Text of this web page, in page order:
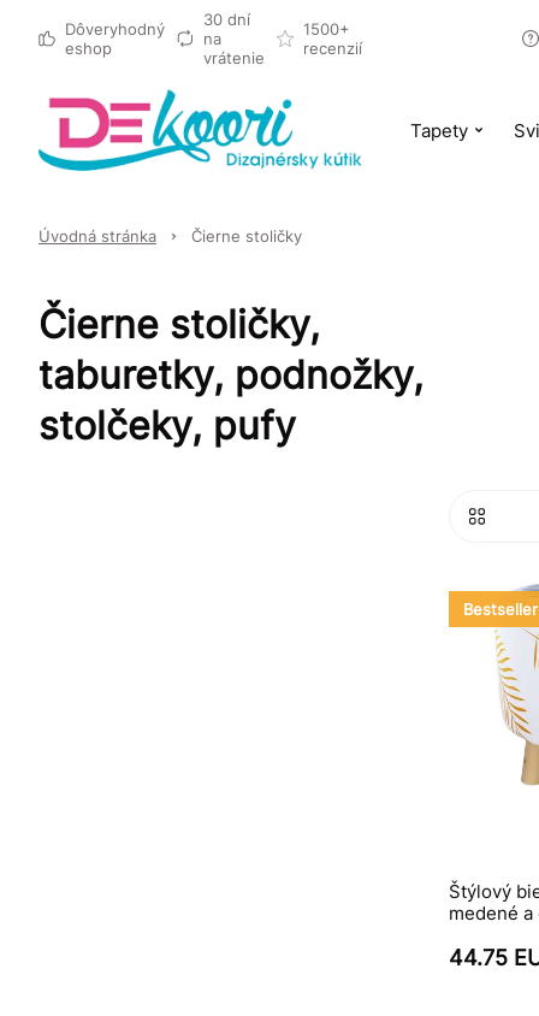
Dôveryhodný
eshop
30 dní
na
vrátenie
1500+
recenzií
Tapety
Úvodná stránka Čierne stoličky
Čierne stoličky,
taburetky, podnožky,
stolčeky, pufy
Bestseller
Štýlový
medené
44.75